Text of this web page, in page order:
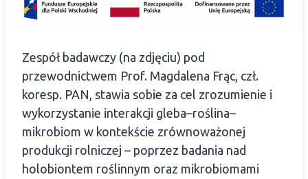
Zespół badawczy (na zdjęciu) pod
przewodnictwem Prof. Magdalena Frąc, czł.
koresp. PAN, stawia sobie za cel zrozumienie i
wykorzystanie interakcji gleba–roślina–
mikrobiom w kontekście zrównoważonej
produkcji rolniczej – poprzez badania nad
holobiontem roślinnym oraz mikrobiomami